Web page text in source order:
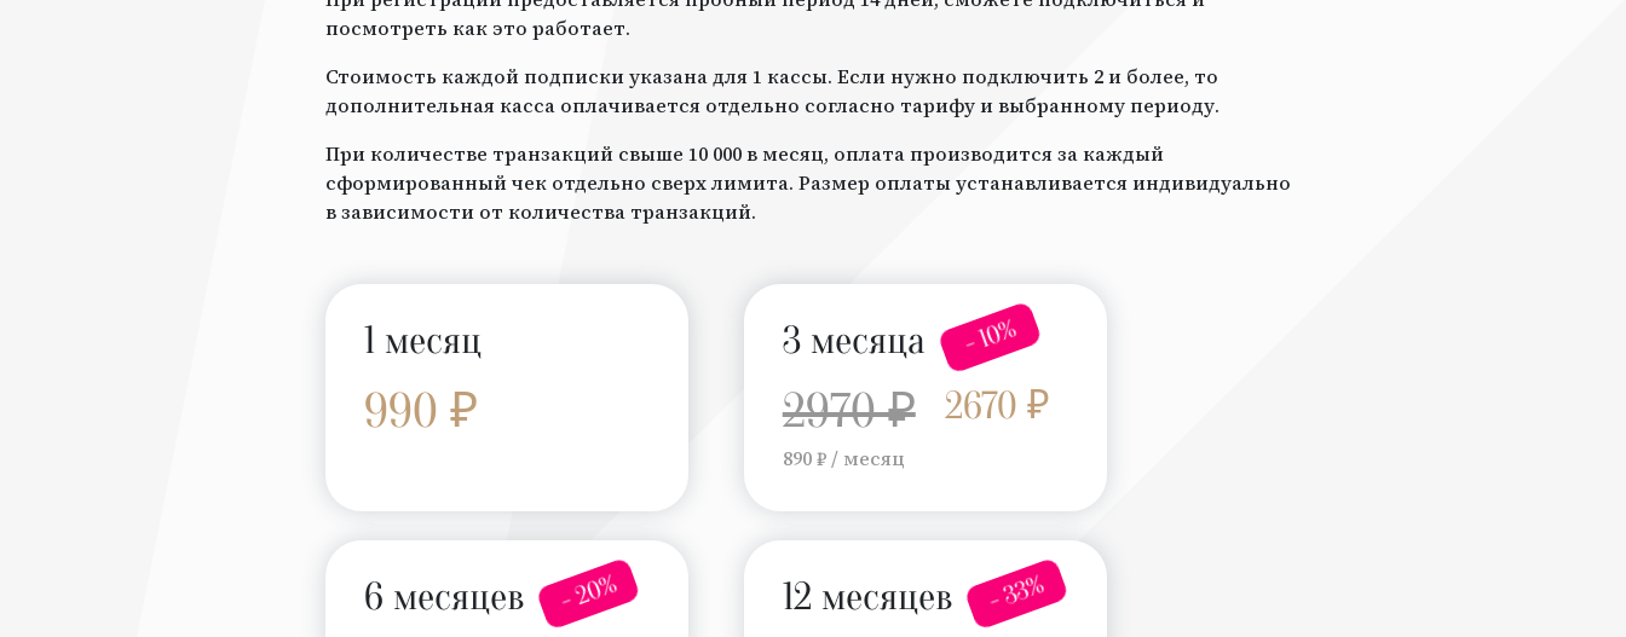
посмотреть как это работает.
Стоимость каждой подписки указана для 1 кассы. Если нужно подключить 2 и более, то
дополнительная касса оплачивается отдельно согласно тарифу и выбранному периоду.
При количестве транзакций свыше 10 000 в месяц, оплата производится за каждый
сформированный чек отдельно сверх лимита. Размер оплаты устанавливается индивидуально
в зависимости от количества транзакций.
1 месяц
990 ₽
3 месяца - 10%
2970 ₽ 2670 ₽
890 ₽ / месяц
6 месяцев - 20% 12 месяцев - 33%